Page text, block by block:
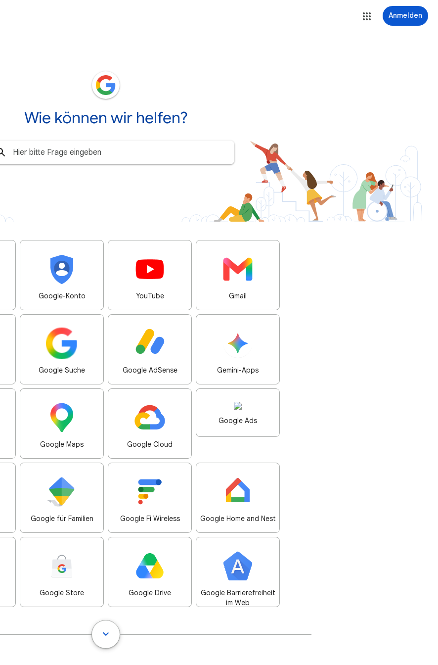
Anmelden
Wie können wir helfen?
Google-Konto YouTube Gmail
Google Suche Google AdSense Gemini-Apps
Google Maps Google Cloud
Google Ads
Google für Familien Google Fi Wireless Google Home and Nest
Google Store Google Drive
Google Barrierefreiheit
im Web